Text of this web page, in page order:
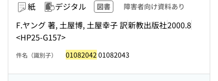
紙 デジタル 図書 障害者向け資料あり
F.ヤング 著, 土屋博, 土屋幸子 訳新教出版社2000.8
<HP25-G157>
件名（識別子） 01082042 01082043